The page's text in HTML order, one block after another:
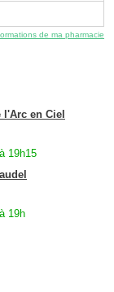
de ma pharmacie
l'Arc en Ciel
19h15
19h